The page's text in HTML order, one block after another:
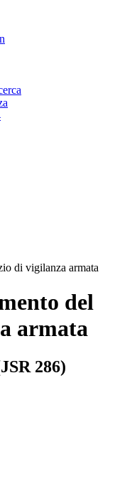
di vigilanza armata
del
armata
286)